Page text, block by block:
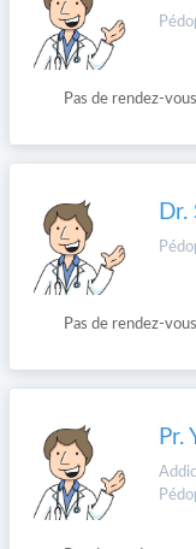
Pas de rendez-
Dr.
Pas de rendez-
Pr.